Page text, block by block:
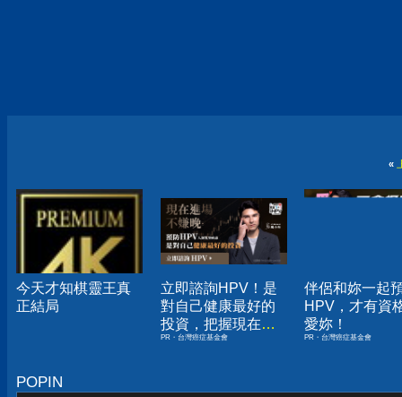
«
今天才知棋靈王真
正結局
立即諮詢HPV！是
對自己健康最好的
投資，把握現在不
嫌晚！
PR・台灣癌症基金會
伴侶和妳一起
HPV，才有資
愛妳！
PR・台灣癌症基金會
POPIN